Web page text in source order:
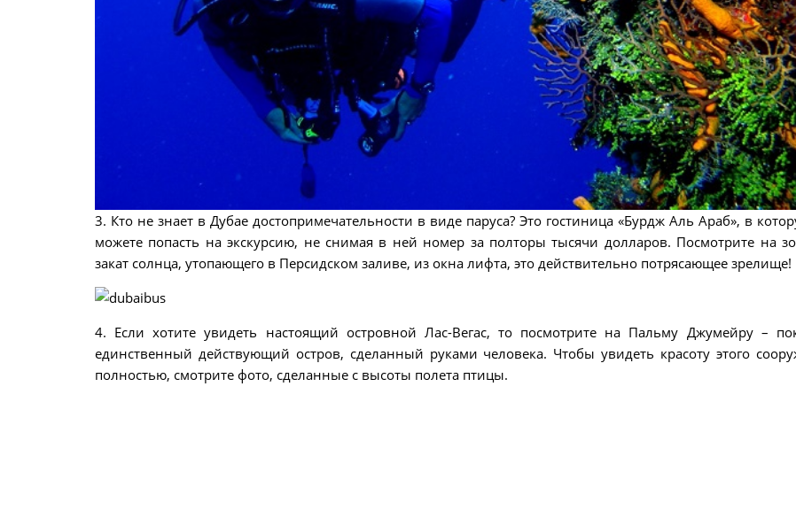
3. Кто не знает в Дубае достопримечательности в виде паруса? Это гостиница «Бурдж Аль Араб», в
можете попасть на экскурсию, не снимая в ней номер за полторы тысячи долларов. Посмотрите на
закат солнца, утопающего в Персидском заливе, из окна лифта, это действительно потрясающее зрелище!
4. Если хотите увидеть настоящий островной Лас-Вегас, то посмотрите на Пальму Джумейру –
единственный действующий остров, сделанный руками человека. Чтобы увидеть красоту этого
полностью, смотрите фото, сделанные с высоты полета птицы.